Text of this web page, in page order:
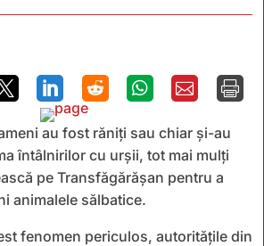
    
au fost răniți sau chiar și-au
întâlnirilor cu urșii, tot mai mulți
pe Transfăgărășan pentru a
animalele sălbatice.
fenomen periculos, autoritățile din